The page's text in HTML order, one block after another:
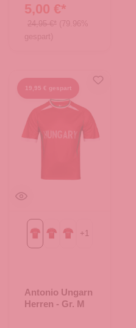
5,00 €*
24,95 €* (79.96%
gespart)
19,95 € gespart
Gr. MGr. SGr. XL
+1
Antonio Ungarn
Herren - Gr. M